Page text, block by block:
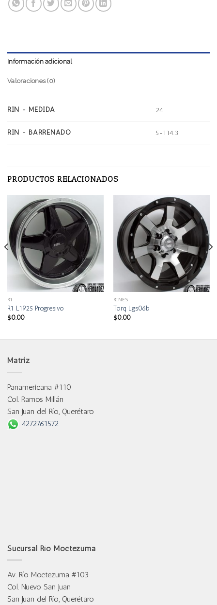
Información adicional
Valoraciones (0)
RIN - MEDIDA 24
RIN - BARRENADO 5-114.3
PRODUCTOS RELACIONADOS
R1
R1 L1925 Progresivo
$0.00
RINES
Torq Lgs06b
$0.00
Matriz
Panamericana #110
Col. Ramos Millán
San Juan del Río, Querétaro
4272761572
Sucursal Río Moctezuma
Av. Río Moctezuma #103
Col. Nuevo San Juan
San Juan del Río, Querétaro